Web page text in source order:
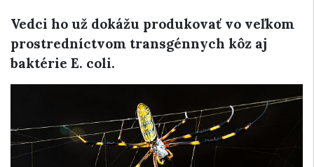
Vedci ho už dokážu produkovať vo veľkom
prostredníctvom transgénnych kôz aj
baktérie E. coli.